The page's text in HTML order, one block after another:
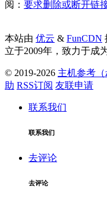
阅： 要求删除或断开链
本站由 优云 & FunCDN
立于2009年，致力于成
© 2019-2026 主机参考（
助 RSS订阅 友联申请
联系我们
联系我们
去评论
去评论